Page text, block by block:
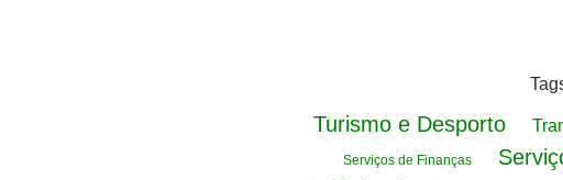
Turismo e Desporto
Serviços de Finanças